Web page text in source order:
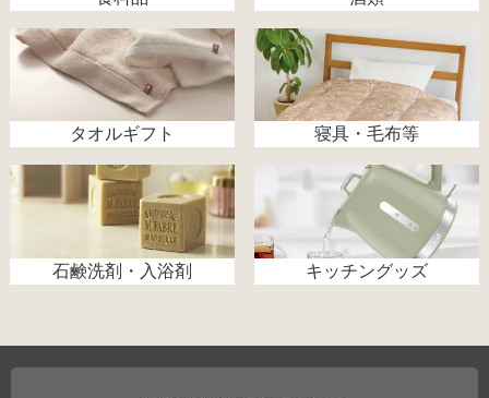
タオルギフト 寝具・毛布等
石鹸洗剤・入浴剤 キッチングッズ